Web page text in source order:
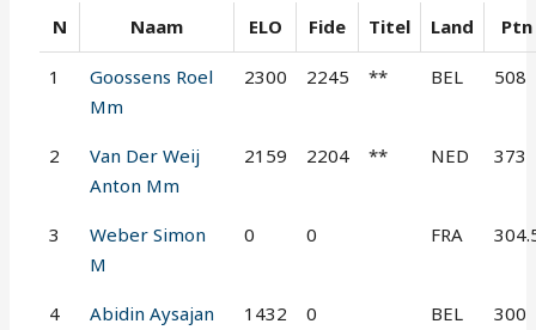
N Naam ELO Fide Titel Land Ptn
1
Goossens Roel
Mm
2300 2245 ** BEL 508
2
Van Der Weij
Anton Mm
2159 2204 ** NED 373
3
Weber Simon
M
0 0 FRA
4
Abidin Aysajan
1432 0 BEL 300